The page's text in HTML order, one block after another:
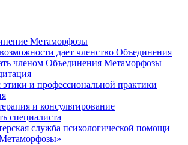
Метаморфозы
дает членство Объединения
членом Объединения Метаморфозы
этики и профессиональной практики
и консультирование
специалиста
служба психологической помощи